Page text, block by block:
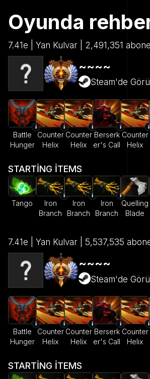
Oyunda
7.41e | Yan Kulvar | 2,491,351 abone
~~~~
Steam'de
Battle
Hunger
Counter
Helix
Counter
Helix
Berserk
er's Call
Counter
Helix
STARTING ITEMS
Tango
Iron
Branch
Iron
Branch
Iron
Branch
Quelling
Blade
7.41e | Yan Kulvar | 5,537,535
~~~~
Steam'de
Battle
Hunger
Counter
Helix
Counter
Helix
Berserk
er's Call
Counter
Helix
STARTING ITEMS